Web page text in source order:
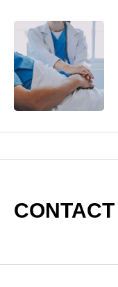
CONTACT